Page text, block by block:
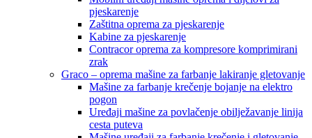
pjeskarenje
Zaštitna oprema za pjeskarenje
Kabine za pjeskarenje
Contracor oprema za kompresore komprimirani
zrak
Graco – oprema mašine za farbanje lakiranje gletovanje
Mašine za farbanje krečenje bojanje na elektro
pogon
Uređaji mašine za povlačenje obilježavanje linija
cesta puteva